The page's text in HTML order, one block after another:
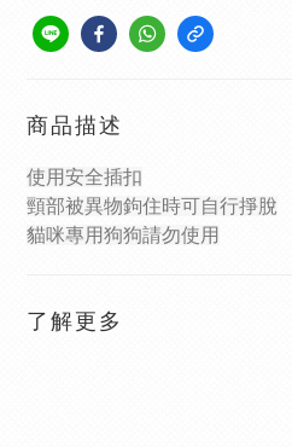
商品描述
使用安全插扣
頸部被異物鉤住時可自行掙脫
貓咪專用狗狗請勿使用
了解更多